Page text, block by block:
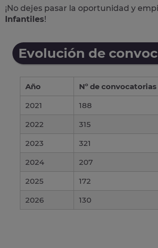
¡No dejes pasar la oportunidad y
Infantiles!
Evolución de
Año Nº de convocatorias
2021
188
2022
315
2023
321
2024
207
2025
172
2026
130